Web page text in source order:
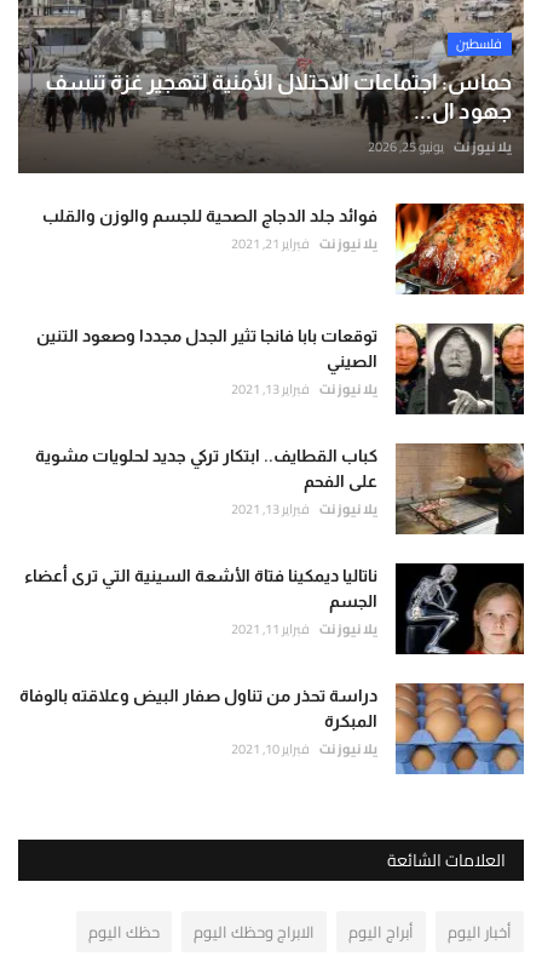
فلسطين
حماس: اجتماعات الاحتلال الأمنية لتهجير غزة تنسف
جهود ال...
يلا نيوز نت يونيو 25, 2026
فوائد جلد الدجاج الصحية للجسم والوزن والقلب
يلا نيوز نت فبراير 21, 2021
توقعات بابا فانجا تثير الجدل مجددا وصعود التنين
الصيني
يلا نيوز نت فبراير 13, 2021
كباب القطايف.. ابتكار تركي جديد لحلويات مشوية
على الفحم
يلا نيوز نت فبراير 13, 2021
ناتاليا ديمكينا فتاة الأشعة السينية التي ترى أعضاء
الجسم
يلا نيوز نت فبراير 11, 2021
دراسة تحذر من تناول صفار البيض وعلاقته بالوفاة
المبكرة
يلا نيوز نت فبراير 10, 2021
العلامات الشائعة
أخبار اليوم أبراج اليوم الابراج وحظك اليوم
حظك اليوم